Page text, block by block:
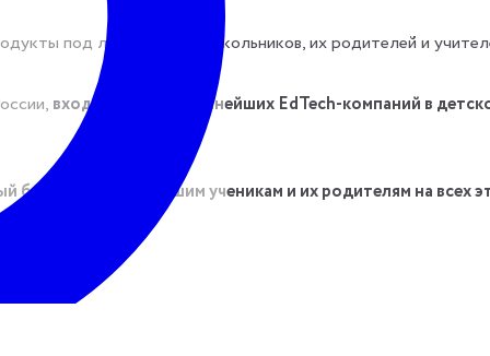
под любой запрос школьников, их родителей и
входим в топ-3 крупнейших EdTech-компаний в
помогать нашим ученикам и их родителям на всех